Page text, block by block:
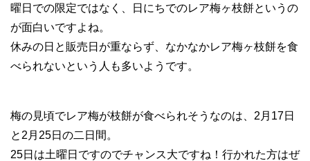
曜日での限定ではなく、日にちでのレア梅ヶ枝餅というの
が面白いですよね。
休みの日と販売日が重ならず、なかなかレア梅ヶ枝餅を食
べられないという人も多いようです。
梅の見頃でレア梅が枝餅が食べられそうなのは、2月17日
と2月25日の二日間。
25日は土曜日ですのでチャンス大ですね！行かれた方はぜ